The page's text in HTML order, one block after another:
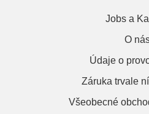
Jobs a
O
Údaje o
Záruka trvale
Všeobecné